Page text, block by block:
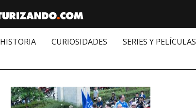
HISTORIA CURIOSIDADES SERIES Y PELÍCULAS